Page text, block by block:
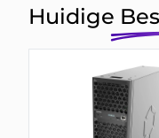
Huidige